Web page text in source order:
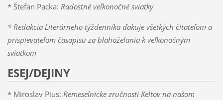
* Štefan Packa: Radostné veľkonočné sviatky
* Redakcia Literárneho týždenníka ďakuje všetkých čitateľom a
prispievateľom časopisu za blahoželania k veľkonočným
sviatkom
ESEJ/DEJINY
* Miroslav Pius: Remeselnícke zručnosti Keltov na našom